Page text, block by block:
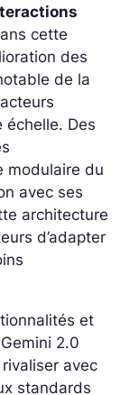
cette
des
de la
échelle. Des
modulaire du
avec ses
architecture
d’adapter
et
2.0
avec
standards